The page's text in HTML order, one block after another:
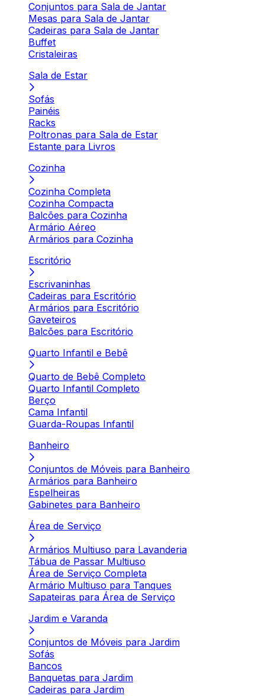
Conjuntos para Sala de Jantar
Mesas para Sala de Jantar
Cadeiras para Sala de Jantar
Buffet
Cristaleiras
Sala de Estar
Sofás
Painéis
Racks
Poltronas para Sala de Estar
Estante para Livros
Cozinha
Cozinha Completa
Cozinha Compacta
Balcões para Cozinha
Armário Aéreo
Armários para Cozinha
Escritório
Escrivaninhas
Cadeiras para Escritório
Armários para Escritório
Gaveteiros
Balcões para Escritório
Quarto Infantil e Bebê
Quarto de Bebê Completo
Quarto Infantil Completo
Berço
Cama Infantil
Guarda-Roupas Infantil
Banheiro
Conjuntos de Móveis para Banheiro
Armários para Banheiro
Espelheiras
Gabinetes para Banheiro
Área de Serviço
Armários Multiuso para Lavanderia
Tábua de Passar Multiuso
Área de Serviço Completa
Armário Multiuso para Tanques
Sapateiras para Área de Serviço
Jardim e Varanda
Conjuntos de Móveis para Jardim
Sofás
Bancos
Banquetas para Jardim
Cadeiras para Jardim